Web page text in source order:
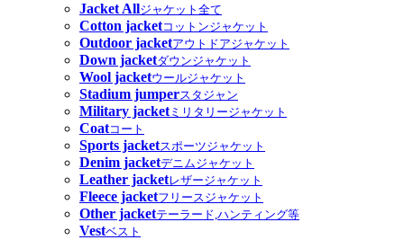
Jacket Allジャケット全て
Cotton jacketコットンジャケット
Outdoor jacketアウトドアジャケット
Down jacketダウンジャケット
Wool jacketウールジャケット
Stadium jumperスタジャン
Military jacketミリタリージャケット
Coatコート
Sports jacketスポーツジャケット
Denim jacketデニムジャケット
Leather jacketレザージャケット
Fleece jacketフリースジャケット
Other jacketテーラード,ハンティング等
Vestベスト